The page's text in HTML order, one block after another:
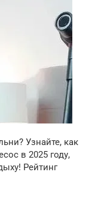
Узнайте, как
в 2025 году,
Рейтинг